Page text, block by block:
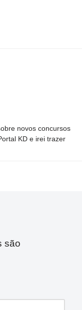
novos concursos
KD e irei trazer
são